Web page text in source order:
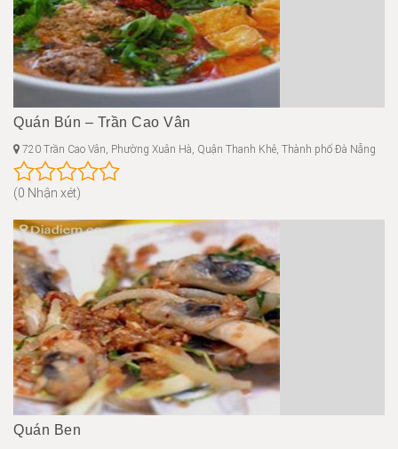
Quán Bún – Trần Cao Vân
720 Trần Cao Vân, Phường Xuân Hà, Quận Thanh Khê, Thành phố Đà Nẵng
(0 Nhận xét)
Quán Ben